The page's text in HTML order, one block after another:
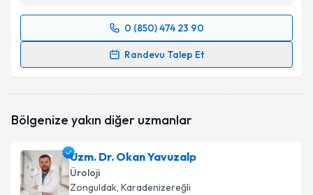
0 (850) 474 23 90
Randevu Talep Et
Randevu Takvimi Talebi
talebi oluşturun. Size bu uzmandan randevu almanız
bilgilendireceğiz.
E-posta Adresiniz
Bölgenize yakın diğer uzmanlar
Uzm. Dr. Okan Yavuzalp
Üroloji
Zonguldak, Karadenizereğli